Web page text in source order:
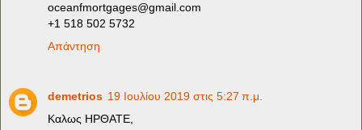
oceanfmortgages@gmail.com
+1 518 502 5732
Απάντηση
demetrios 19 Ιουλίου 2019 στις 5:27 π.μ.
Καλως ΗΡΘΑΤΕ,